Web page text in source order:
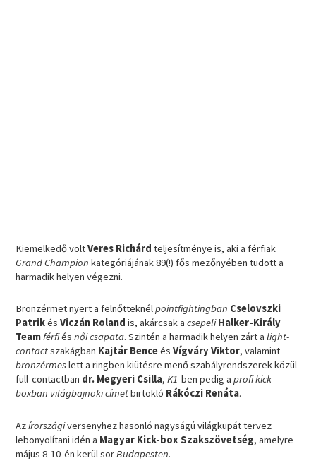
Kiemelkedő voltVeres Richárd teljesítménye is, aki a férfiak
Grand Champion kategóriájának 89(!) fős mezőnyében tudott a
harmadik helyen végezni.
Bronzérmet nyert a felnőtteknélpointfightingban Cselovszki
PatrikésViczán Roland is, akárcsak acsepeli Halker-Király
Teamférfiésnői csapata. Szintén a harmadik helyen zárt alight-
contactszakágban Kajtár Benceés Vígváry Viktor, valamint
bronzérmeslett a ringben kiütésre menő szabályrendszerek közül
full-contactban dr. Megyeri Csilla,K1-ben pedig aprofi kick-
boxban világbajnoki címetbirtokló Rákóczi Renáta.
Azírországiversenyhez hasonló nagyságú világkupát tervez
lebonyolítani idén a Magyar Kick-box Szakszövetség, amelyre
május 8-10-én kerül sorBudapesten.